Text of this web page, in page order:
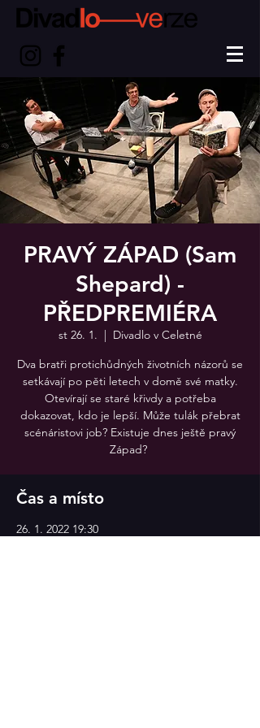
PRAVÝ ZÁPAD (Sam
Shepard) -
PŘEDPREMIÉRA
st 26. 1.
  |
Divadlo v Celetné
Dva bratři protichůdných životních názorů se
setkávají po pěti letech v domě své matky.
Otevírají se staré křivdy a potřeba
dokazovat, kdo je lepší. Může tulák přebrat
scénáristovi job? Existuje dnes ještě pravý
Západ?
Čas a místo
26. 1. 2022 19:30